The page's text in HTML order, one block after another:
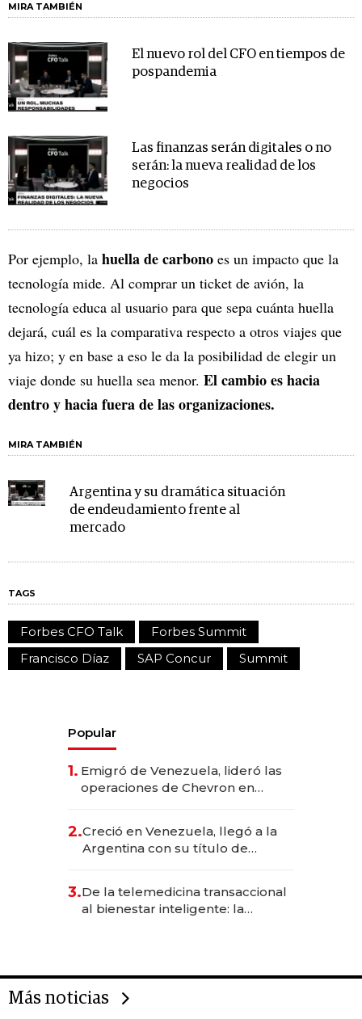
MIRA TAMBIÉN
El nuevo rol del CFO en tiempos de
pospandemia
Las finanzas serán digitales o no
serán: la nueva realidad de los
negocios
Por ejemplo, la huella de carbono es un impacto que la
tecnología mide. Al comprar un ticket de avión, la
tecnología educa al usuario para que sepa cuánta huella
dejará, cuál es la comparativa respecto a otros viajes que
ya hizo; y en base a eso le da la posibilidad de elegir un
viaje donde su huella sea menor. El cambio es hacia
dentro y hacia fuera de las organizaciones.
MIRA TAMBIÉN
Argentina y su dramática situación
de endeudamiento frente al
mercado
TAGS
Forbes CFO Talk
Forbes Summit
Francisco Díaz
SAP Concur Summit
Popular
1. Emigró de Venezuela, lideró las
operaciones de Chevron en
2.Creció en Venezuela, llegó a la
Argentina con su título de
las marcas "fast premium"
3.De la telemedicina transaccional
al bienestar inteligente: la
Más noticias